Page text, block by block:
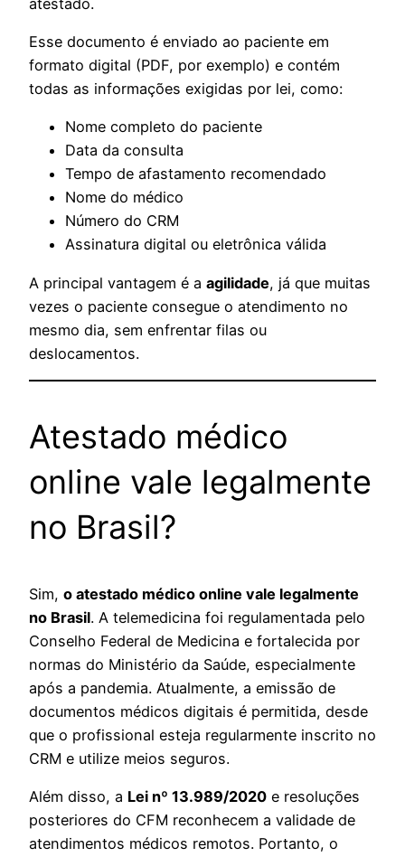
Esse documento é enviado ao paciente em
formato digital (PDF, por exemplo) e contém
todas as informações exigidas por lei, como:
Nome completo do paciente
Data da consulta
Tempo de afastamento recomendado
Nome do médico
Número do CRM
Assinatura digital ou eletrônica válida
A principal vantagem é a agilidade, já que muitas
vezes o paciente consegue o atendimento no
mesmo dia, sem enfrentar filas ou
deslocamentos.
Atestado médico
online vale legalmente
no Brasil?
Sim, o atestado médico online vale legalmente
no Brasil. A telemedicina foi regulamentada pelo
Conselho Federal de Medicina e fortalecida por
normas do Ministério da Saúde, especialmente
após a pandemia. Atualmente, a emissão de
documentos médicos digitais é permitida, desde
que o profissional esteja regularmente inscrito no
CRM e utilize meios seguros.
Além disso, a Lei nº 13.989/2020 e resoluções
posteriores do CFM reconhecem a validade de
atendimentos médicos remotos. Portanto, o